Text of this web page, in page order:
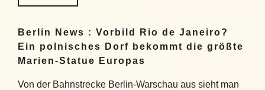
Berlin News : Vorbild Rio de Janeiro?
Ein polnisches Dorf bekommt die größte
Marien-Statue Europas
Von der Bahnstrecke Berlin-Warschau aus sieht man